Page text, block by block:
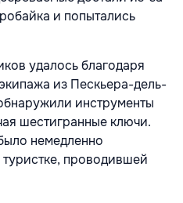
и попытались
удалось благодаря
из Пескьера-дель-
инструменты
шестигранные ключи.
немедленно
проводившей